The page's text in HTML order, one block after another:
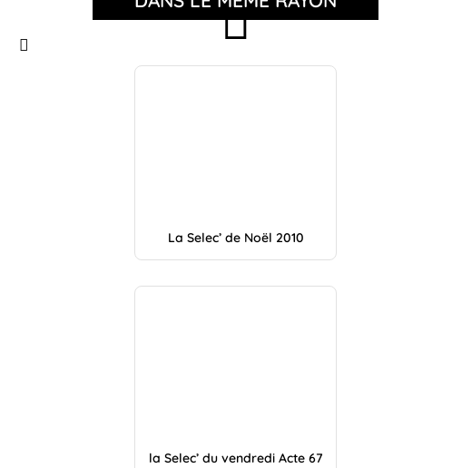
La Selec’ de Noël 2010
la Selec’ du vendredi Acte 67